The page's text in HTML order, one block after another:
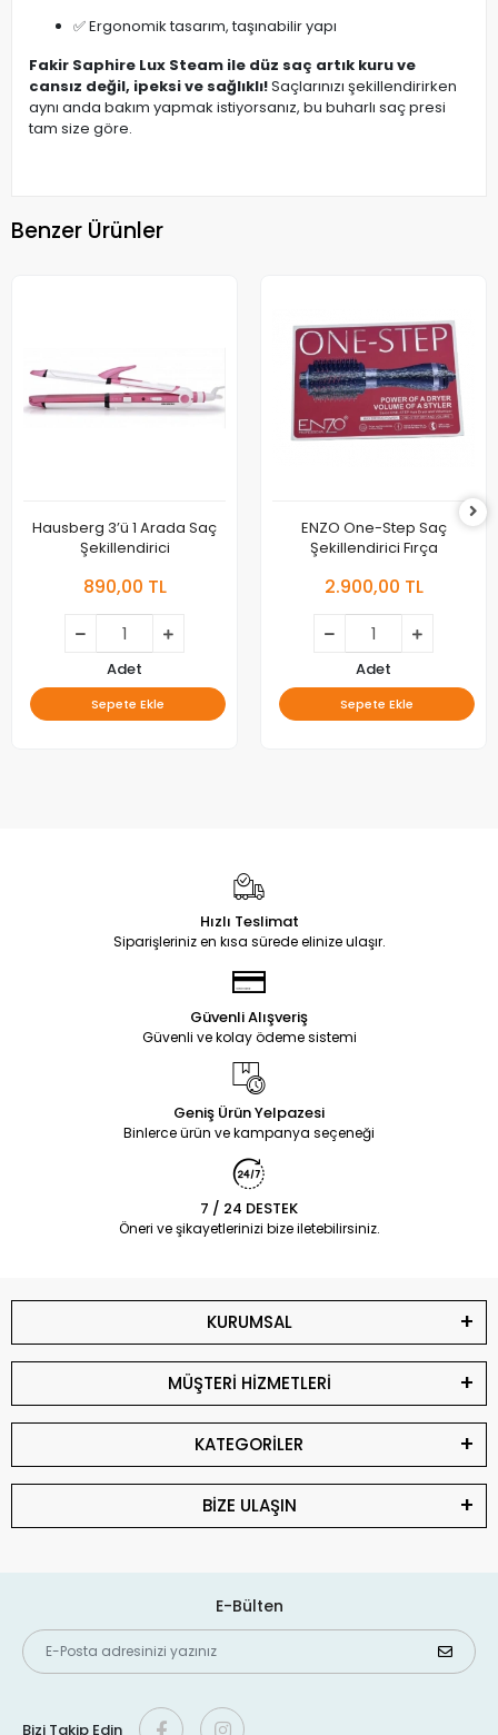
✅ Ergonomik tasarım, taşınabilir yapı
Fakir Saphire Lux Steam ile düz saç artık kuru ve
cansız değil, ipeksi ve sağlıklı!Saçlarınızı şekillendirirken
aynı anda bakım yapmak istiyorsanız, bu buharlı saç presi
tam size göre.
Benzer Ürünler
Hausberg 3’ü 1 Arada Saç
Şekillendirici
890,00 TL
Adet
Sepete Ekle
ENZO One-Step Saç
Şekillendirici Fırça
2.900,00 TL
Adet
Sepete Ekle
Hızlı Teslimat
Siparişleriniz en kısa sürede elinize ulaşır.
Güvenli Alışveriş
Güvenli ve kolay ödeme sistemi
Geniş Ürün Yelpazesi
Binlerce ürün ve kampanya seçeneği
7 / 24 DESTEK
Öneri ve şikayetlerinizi bize iletebilirsiniz.
KURUMSAL
MÜŞTERİ HİZMETLERİ
KATEGORİLER
BİZE ULAŞIN
E-Bülten
Bizi Takip Edin